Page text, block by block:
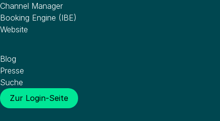
Channel Manager
Booking Engine (IBE)
Website
Blog
Presse
Suche
Zur Login-Seite